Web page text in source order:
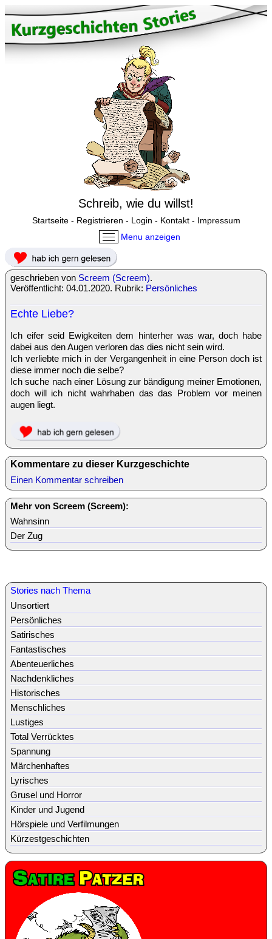
Schreib, wie du willst!
Startseite- Registrieren - Login - Kontakt- Impressum
Menu anzeigen
geschrieben von Screem (Screem).
Veröffentlicht: 04.01.2020. Rubrik: Persönliches
Echte Liebe?
Ich eifer seid Ewigkeiten dem hinterher was war, doch habe
dabei aus den Augen verloren das dies nicht sein wird.
Ich verliebte mich in der Vergangenheit in eine Person doch ist
diese immer noch die selbe?
Ich suche nach einer Lösung zur bändigung meiner Emotionen,
doch will ich nicht wahrhaben das das Problem vor meinen
augen liegt.
Kommentare zu dieser Kurzgeschichte
Einen Kommentar schreiben
Mehr von Screem (Screem):
Wahnsinn
Der Zug
Stories nach Thema
Unsortiert
Persönliches
Satirisches
Fantastisches
Abenteuerliches
Nachdenkliches
Historisches
Menschliches
Lustiges
Total Verrücktes
Spannung
Märchenhaftes
Lyrisches
Grusel und Horror
Kinder und Jugend
Hörspiele und Verfilmungen
Kürzestgeschichten